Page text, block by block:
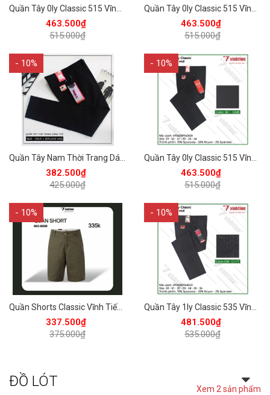
463.500₫
515.000₫
463.500₫
515.000₫
- 10%
382.500₫
425.000₫
- 10%
463.500₫
515.000₫
- 10%
Quần Shorts Classic Vĩnh Tiến 375 - Nhiều Màu
337.500₫
375.000₫
- 10%
481.500₫
535.000₫
ĐỒ LÓT Xem 2 sản phẩm